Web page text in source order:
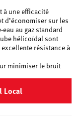
à une efficacité
d’économiser sur les
au gaz standard
hélicoïdal sont
résistance à
minimiser le bruit
Local